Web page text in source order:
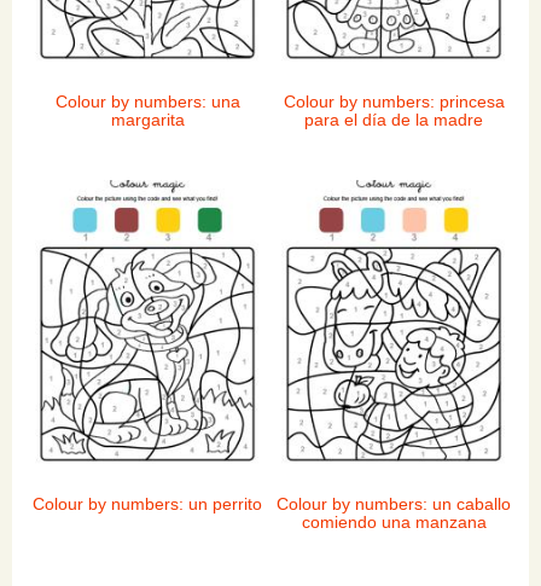
Colour by numbers: una
margarita
Colour by numbers: princesa
para el día de la madre
Colour by numbers: un perrito
Colour by numbers: un caballo
comiendo una manzana